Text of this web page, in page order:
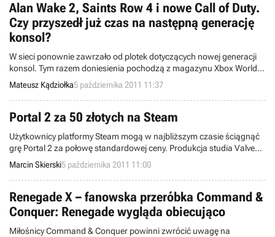
Alan Wake 2, Saints Row 4 i nowe Call of Duty.
Czy przyszedł już czas na następną generację
konsol?
W sieci ponownie zawrzało od plotek dotyczących nowej generacji
konsol. Tym razem doniesienia pochodzą z magazynu Xbox World
oraz ogłoszenia o pracę na stronie firmy Treyarch.
Mateusz Kądziołka5 października 2011 11:37
Portal 2 za 50 złotych na Steam
Użytkownicy platformy Steam mogą w najbliższym czasie ściągnąć
grę Portal 2 za połowę standardowej ceny. Produkcja studia Valve
ukazała się w kwietniu bieżącego roku, a wczoraj doczekała się
darmowego dodatku DLC.
Marcin Skierski5 października 2011 11:00
Renegade X – fanowska przeróbka Command &
Conquer: Renegade wygląda obiecująco
Miłośnicy Command & Conquer powinni zwrócić uwagę na